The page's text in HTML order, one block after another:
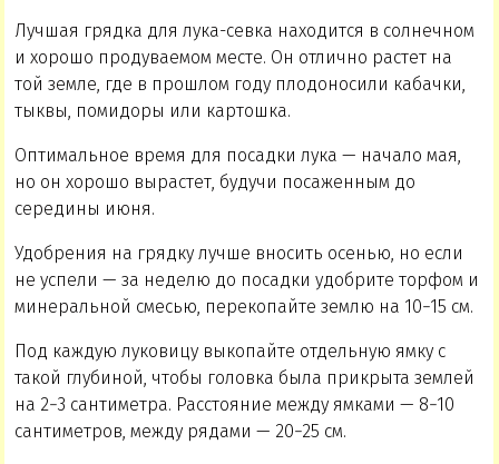
Лучшая грядка для лука-севка находится в солнечном
и хорошо продуваемом месте. Он отлично растет на
той земле, где в прошлом году плодоносили кабачки,
тыквы, помидоры или картошка.
Оптимальное время для посадки лука — начало мая,
но он хорошо вырастет, будучи посаженным до
середины июня.
Удобрения на грядку лучше вносить осенью, но если
не успели — за неделю до посадки удобрите торфом и
минеральной смесью, перекопайте землю на 10−15 см.
Под каждую луковицу выкопайте отдельную ямку с
такой глубиной, чтобы головка была прикрыта землей
на 2−3 сантиметра. Расстояние между ямками — 8−10
сантиметров, между рядами — 20−25 см.